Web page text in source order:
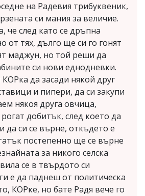
на Радевия трибуквеник,
си мания за величие.
че след като се дръпна
от тях, дълго ще си го гонят
маджун, но той реши да
си нови еднодневки.
да засади някой друг
и пипери, да си закупи
някоя друга овчица,
добитък, след което да
да си се върне, откъдето е
постепенно ще се върне
за никого селска
се в твърдото си
е да паднеш от политическа
КОРке, но бате Радя вече го